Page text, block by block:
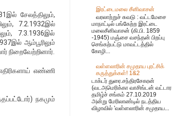
சேலத்திலும்,
7.2.1932இல்
7.3.1936இல்
ஆம்பூரிலும்
நிறைவேற்றினார்.
எண்ணி
நகமும்
இரட்டைமலை சீனிவாசன்
வரலாற்றுச் சுவடு : வட்டமேசை
மாநாட்டில் பங்கேற்ற இரட்டை
மலைசீனிவாசன் (கி.பி. 1859
-1945) மஞ்சை வசந்தன் பிறப்பு
செங்கற்பட்டு மாவட்டத்தில்
கோழி...
வள்ளலாரின் சமுதாய புரட்சிக்
கருத்துக்கள்! 1&2
டாக்டர் துரை.சந்திரசேகரன்
(வடஅமெரிக்கா வாசிங்டன் வட்டார
தமிழ்ச் சங்கம் 27.10.2019
அன்று மேரிலாண்டில் நடத்திய
விழாவில் 'வள்ளலாரின் சமுதாய...